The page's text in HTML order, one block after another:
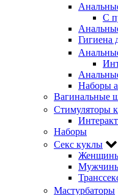
С
Гигиена
Наборы
Вагинальные
Стимуляторы
Наборы
Секс куклы
Мастурбаторы